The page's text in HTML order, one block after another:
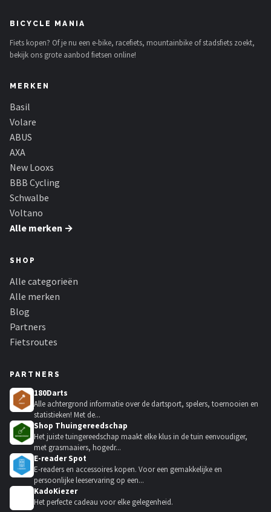
BICYCLE MANIA
Fiets kopen? Of je nu een e-bike, racefiets, mountainbike of stadsfiets zoekt,
bekijk ons grote aanbod fietsen online!
MERKEN
Basil
Volare
ABUS
AXA
New Looxs
BBB Cycling
Schwalbe
Voltano
Alle merken →
SHOP
Alle categorieën
Alle merken
Blog
Partners
Fietsroutes
PARTNERS
180Darts
Alle achtergrond informatie over de dartsport, spelers, toernooien en
statistieken! Met de...
Shop Thuingereedschap
Het juiste tuingereedschap maakt elke klus in de tuin eenvoudiger,
met grasmaaiers, hogedr...
E-reader Spot
E-readers en accessoires kopen. Voor een gemakkelijke en
persoonlijke leeservaring op een...
KadoKiezer
Het perfecte cadeau voor elke gelegenheid.